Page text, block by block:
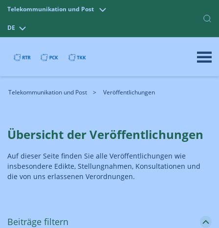
Telekommunikation und Post
DE
Telekommunikation und Post Veröffentlichungen
Übersicht der Veröffentlichungen
Auf dieser Seite finden Sie alle Veröffentlichungen wie
insbesondere Edikte, Stellungnahmen, Konsultationen und
die von uns erlassenen Verordnungen.
Beiträge filtern